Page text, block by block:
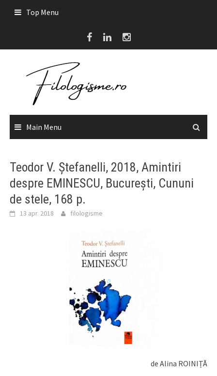
Top Menu
Main Menu
Teodor V. Ștefanelli, 2018, Amintiri
despre EMINESCU, București, Cununi
de stele, 168 p.
13 apr. 2018 filologisme
de Alina ROINIȚĂ